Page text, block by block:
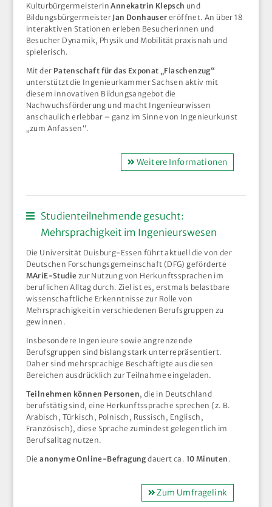
KulturbürgermeisterinAnnekatrin Klepsch und
Bildungsbürgermeister Jan Donhauser eröffnet. An über 18
interaktiven Stationen erleben Besucherinnen und
Besucher Dynamik, Physik und Mobilität praxisnah und
spielerisch.
Mit der Patenschaft für das Exponat „Flaschenzug“
unterstützt die Ingenieurkammer Sachsen aktiv mit
diesem innovativen Bildungsangebot die
Nachwuchsförderung und macht Ingenieurwissen
anschaulich erlebbar – ganz im Sinne von Ingenieurkunst
„zum Anfassen“.
Weitere Informationen
Studienteilnehmende gesucht:
Mehrsprachigkeit im Ingenieurswesen
Die Universität Duisburg-Essen führt aktuell die von der
Deutschen Forschungsgemeinschaft (DFG) geförderte
MAriE-Studie zur Nutzung von Herkunftssprachen im
beruflichen Alltag durch. Ziel ist es, erstmals belastbare
wissenschaftliche Erkenntnisse zur Rolle von
Mehrsprachigkeit in verschiedenen Berufsgruppen zu
gewinnen.
Insbesondere Ingenieure sowie angrenzende
Berufsgruppen sind bislang stark unterrepräsentiert.
Daher sind mehrsprachige Beschäftigte aus diesen
Bereichen ausdrücklich zur Teilnahme eingeladen.
Teilnehmen können Personen, die in Deutschland
berufstätig sind, eine Herkunftssprache sprechen (z. B.
Arabisch, Türkisch, Polnisch, Russisch, Englisch,
Französisch), diese Sprache zumindest gelegentlich im
Berufsalltag nutzen.
Dieanonyme Online-Befragungdauert ca. 10 Minuten .
Zum Umfragelink